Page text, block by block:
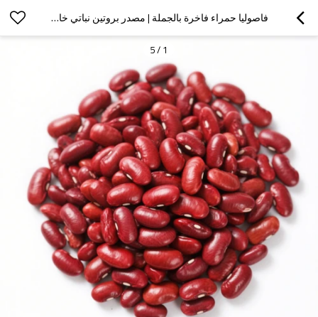
فاصوليا حمراء فاخرة بالجملة | مصدر بروتين نباتي خالٍ من الغلوتين | خدمات تصنيع المعدات الأصلية/تصنيع التصميم الشخصي متوفرة
1
/
5